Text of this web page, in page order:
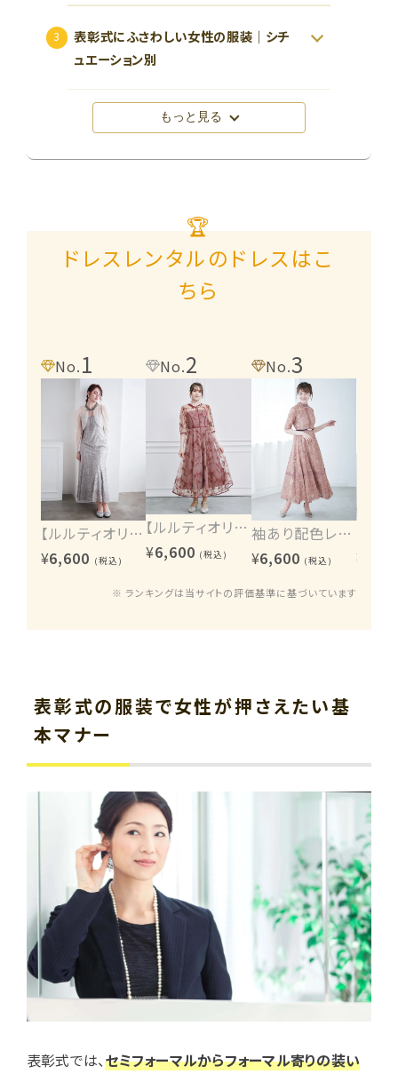
表彰式にふさわしい女性の服装｜シチ
ュエーション別
もっと見る
🏆
ドレスレンタルのドレスはこ
ちら
No.1
【ルルティオリジナル】ヴィンテージレース2wayワンピース
¥6,600 (税込)
No.2
【ルルティオリジナル】エンブロイダリーワンピース
¥6,600 (税込)
No.3
袖あり配色レースハシゴ切り替えワンピース
¥6,600 (税込) ¥
※ ランキングは当サイトの評価基準に基づいています
表彰式の服装で女性が押さえたい基
本マナー
表彰式では、セミフォーマルからフォーマル寄りの装い